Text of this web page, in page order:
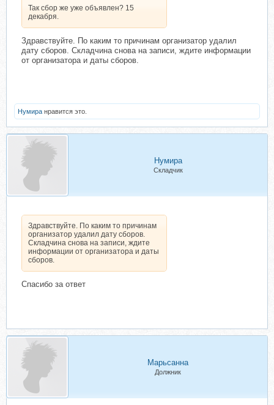
Так сбор же уже объявлен? 15
декабря.
Здравствуйте. По каким то причинам организатор удалил
дату сборов. Складчина снова на записи, ждите информации
от организатора и даты сборов.
Нумира нравится это.
Нумира
Складчик
Здравствуйте. По каким то причинам
организатор удалил дату сборов.
Складчина снова на записи, ждите
информации от организатора и даты
сборов.
Спасибо за ответ
Марьсанна
Должник